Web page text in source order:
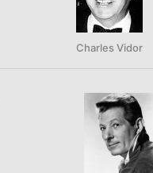
Charles Vidor